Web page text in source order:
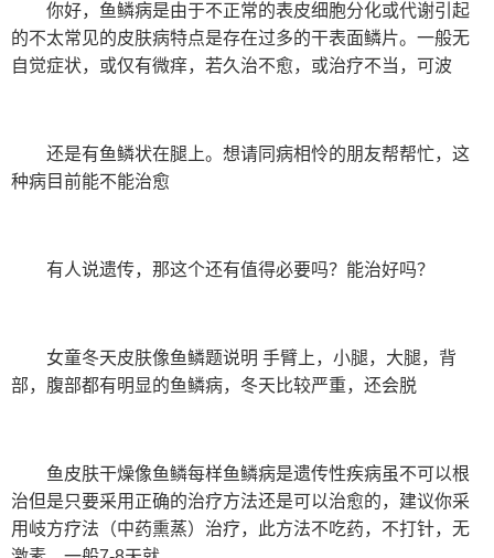
你好，鱼鳞病是由于不正常的表皮细胞分化或代谢引起
的不太常见的皮肤病特点是存在过多的干表面鳞片。一般无
自觉症状，或仅有微痒，若久治不愈，或治疗不当，可波
还是有鱼鳞状在腿上。想请同病相怜的朋友帮帮忙，这
种病目前能不能治愈
有人说遗传，那这个还有值得必要吗？能治好吗？
女童冬天皮肤像鱼鳞题说明 手臂上，小腿，大腿，背
部，腹部都有明显的鱼鳞病，冬天比较严重，还会脱
鱼皮肤干燥像鱼鳞每样鱼鳞病是遗传性疾病虽不可以根
治但是只要采用正确的治疗方法还是可以治愈的，建议你采
用岐方疗法（中药熏蒸）治疗，此方法不吃药，不打针，无